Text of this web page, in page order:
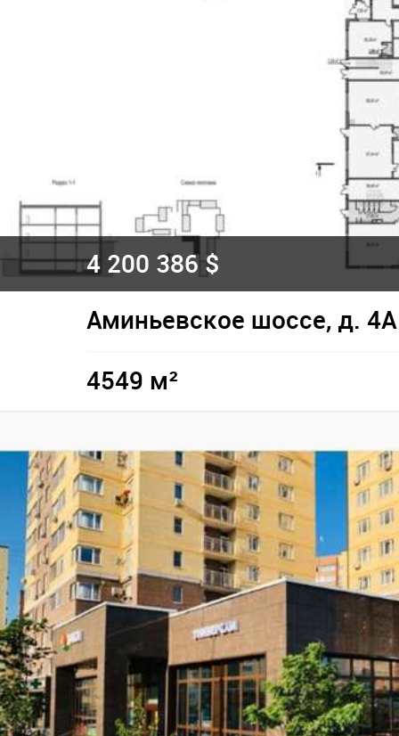
4 200 386 $
Аминьевское шоссе, д. 4А
4549 м²